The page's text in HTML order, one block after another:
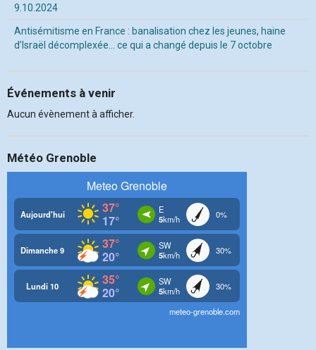
9.10.2024
Antisémitisme en France : banalisation chez les jeunes, haine
d’Israël décomplexée… ce qui a changé depuis le 7 octobre
Événements à venir
Aucun évènement à afficher.
Météo Grenoble